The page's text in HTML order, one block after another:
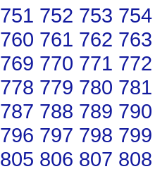
751 752 753 754
760 761 762 763
769 770 771 772
778 779 780 781
787 788 789 790
796 797 798 799
805 806 807 808